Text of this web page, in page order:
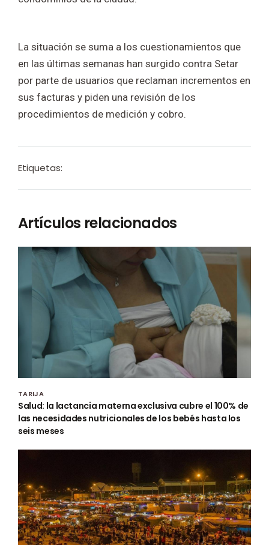
La situación se suma a los cuestionamientos que
en las últimas semanas han surgido contra Setar
por parte de usuarios que reclaman incrementos en
sus facturas y piden una revisión de los
procedimientos de medición y cobro.
Etiquetas:
Artículos relacionados
TARIJA
Salud: la lactancia materna exclusiva cubre el 100% de
las necesidades nutricionales de los bebés hasta los
seis meses